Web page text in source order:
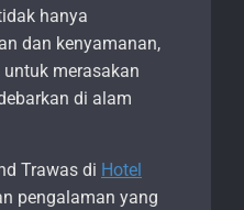
hanya
dan kenyamanan,
merasakan
di alam
Trawas di Hotel
pengalaman yang